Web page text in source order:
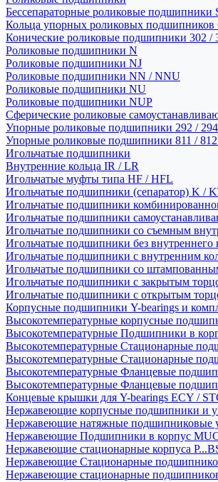
Бессепараторные роликовые
Кольца упорных роликовых подшипников
Конические роликовые подшипники 302 /
Роликовые подшипники N
Роликовые подшипники NJ
Роликовые подшипники NN / NNU
Роликовые подшипники NU
Роликовые подшипники NUP
Сферические роликовые
Упорные роликовые подшипники 292 / 294
Упорные роликовые подшипники 811 /
Игольчатые подшипники
Внутренние кольца IR / LR
Игольчатые муфты типа HF / HFL
Игольчатые подшипники (сепаратор) K /
Игольчатые подшипники
Игольчатые подшипники
Игольчатые подшипники со съемным
Игольчатые подшипники без
Игольчатые подшипники с внутренним
Игольчатые подшипники со
Игольчатые подшипники с закрытым
Игольчатые подшипники с открытым
Корпусные подшипники Y-bearings и
Высокотемпературные корпусные
Высокотемпературные Подшипники в
Высокотемпературные Стационарные
Высокотемпературные Стационарные
Высокотемпературные Фланцевые
Высокотемпературные Фланцевые
Концевые крышки для Y-bearings ECY /
Нержавеющие корпусные подшипники и
Нержавеющие натяжные подшипниковые
Нержавеющие Подшипники в корпус
Нержавеющие стационарные корпуса
Нержавеющие Стационарные
Нержавеющие стационарные